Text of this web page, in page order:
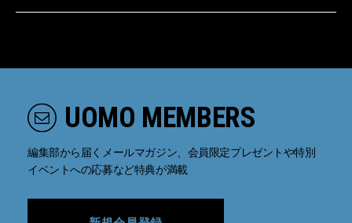
UOMO MEMBERS
編集部から届くメールマガジン、会員限定プレゼントや特別
イベントへの応募など特典が満載